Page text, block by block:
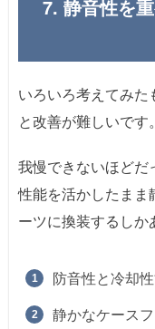
7. 静音性を
いろいろ考えてみ
と改善が難しいです。
我慢できないほどだ
性能を活かしたま
ーツに換装するしか
防音性と冷却
静かなケース